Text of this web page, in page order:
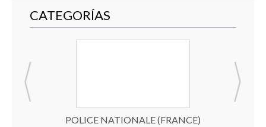
CATEGORÍAS
GUARDIA CIVIL